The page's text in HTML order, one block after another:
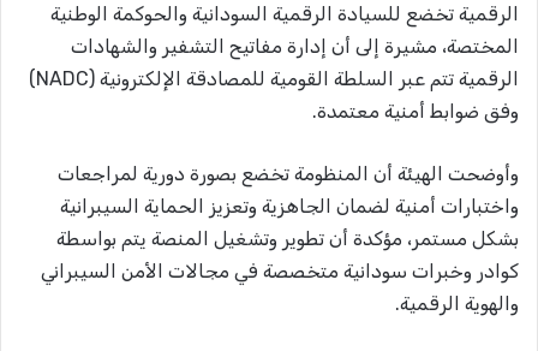
الرقمية تخضع للسيادة الرقمية السودانية والحوكمة الوطنية
المختصة، مشيرة إلى أن إدارة مفاتيح التشفير والشهادات
الرقمية تتم عبر السلطة القومية للمصادقة الإلكترونية (NADC)
وفق ضوابط أمنية معتمدة.
وأوضحت الهيئة أن المنظومة تخضع بصورة دورية لمراجعات
واختبارات أمنية لضمان الجاهزية وتعزيز الحماية السيبرانية
بشكل مستمر، مؤكدة أن تطوير وتشغيل المنصة يتم بواسطة
كوادر وخبرات سودانية متخصصة في مجالات الأمن السيبراني
والهوية الرقمية.